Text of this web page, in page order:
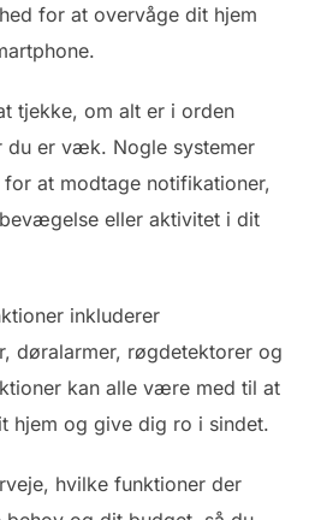
for at overvåge dit hjem
tjekke, om alt er i orden
du er væk. Nogle systemer
at modtage notifikationer,
eller aktivitet i dit
inkluderer
døralarmer, røgdetektorer og
kan alle være med til at
hjem og give dig ro i sindet.
hvilke funktioner der